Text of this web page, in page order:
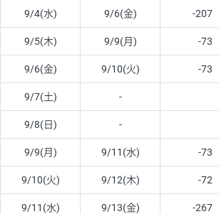
9/4(水) 9/6(金) -207
9/5(木) 9/9(月) -73
9/6(金) 9/10(火) -73
9/7(土) -
9/8(日) -
9/9(月) 9/11(水) -73
9/10(火) 9/12(木) -72
9/11(水) 9/13(金) -267